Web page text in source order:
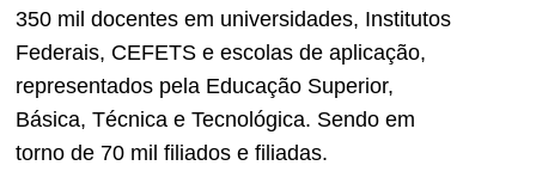
350 mil docentes em universidades, Institutos
Federais, CEFETS e escolas de aplicação,
representados pela Educação Superior,
Básica, Técnica e Tecnológica. Sendo em
torno de 70 mil filiados e filiadas.